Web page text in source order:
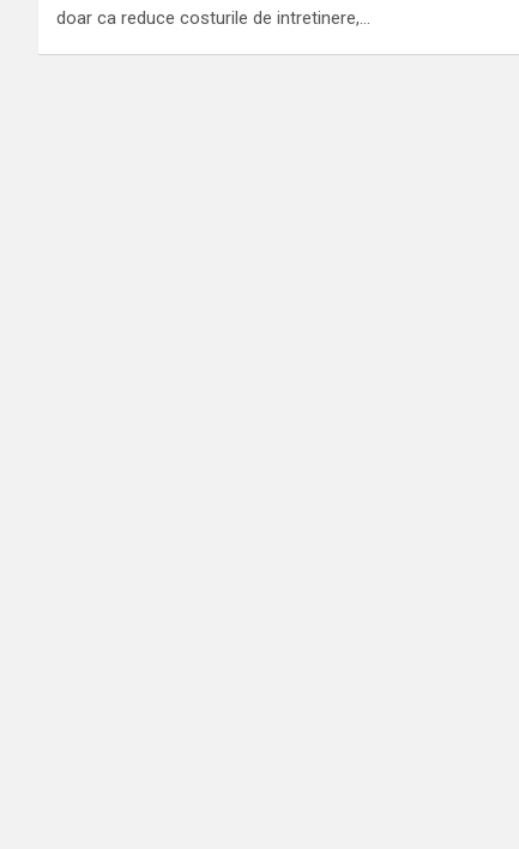
doar ca reduce costurile de intretinere,…